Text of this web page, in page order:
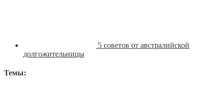
5 советов от австралийской
долгожительницы
Темы: